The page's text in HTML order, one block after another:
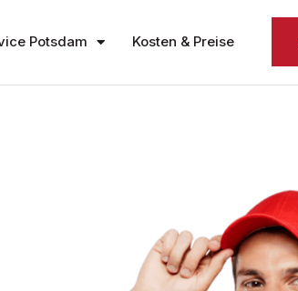
Potsdam Kosten & Preise